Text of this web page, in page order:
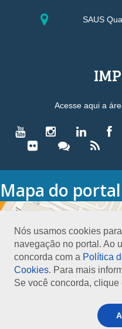
Nós usamos cookies
navegação no portal. Ao
concorda com a Política
Cookies. Para mais
Se você concorda, clique
SAUS
Acesse aqui a
Mapa do portal
HOME
Conselho Diretor
Nossa Sede
Planejamento
Organograma
Medalha João Lyra